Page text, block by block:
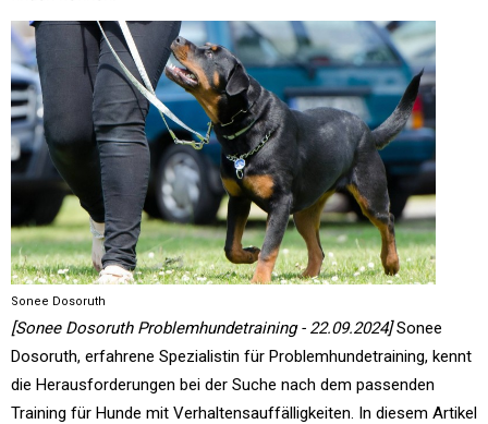
Sonee Dosoruth
[Sonee Dosoruth Problemhundetraining - 22.09.2024]Sonee
Dosoruth, erfahrene Spezialistin für Problemhundetraining, kennt
die Herausforderungen bei der Suche nach dem passenden
Training für Hunde mit Verhaltensauffälligkeiten. In diesem Artikel